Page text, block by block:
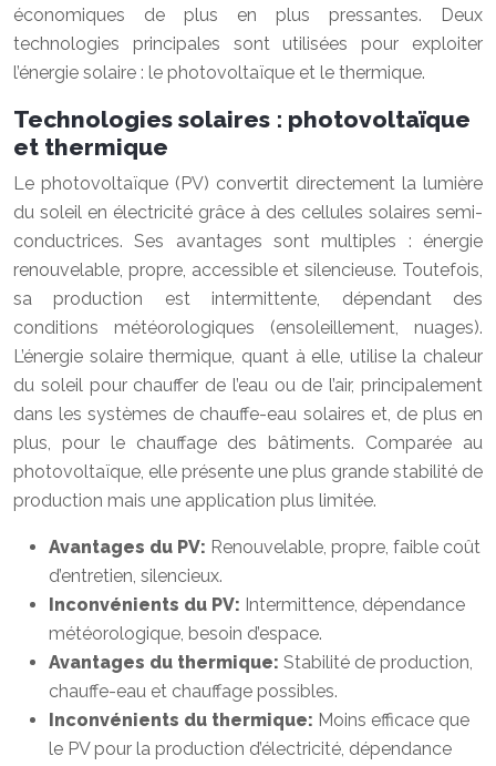
économiques de plus en plus pressantes. Deux
technologies principales sont utilisées pour exploiter
l’énergie solaire : le photovoltaïque et le thermique.
Technologies solaires : photovoltaïque
et thermique
Le photovoltaïque (PV) convertit directement la lumière
du soleil en électricité grâce à des cellules solaires semi-
conductrices. Ses avantages sont multiples : énergie
renouvelable, propre, accessible et silencieuse. Toutefois,
sa production est intermittente, dépendant des
conditions météorologiques (ensoleillement, nuages).
L’énergie solaire thermique, quant à elle, utilise la chaleur
du soleil pour chauffer de l’eau ou de l’air, principalement
dans les systèmes de chauffe-eau solaires et, de plus en
plus, pour le chauffage des bâtiments. Comparée au
photovoltaïque, elle présente une plus grande stabilité de
production mais une application plus limitée.
Avantages du PV: Renouvelable, propre, faible coût
d’entretien, silencieux.
Inconvénients du PV: Intermittence, dépendance
météorologique, besoin d’espace.
Avantages du thermique: Stabilité de production,
chauffe-eau et chauffage possibles.
Inconvénients du thermique: Moins efficace que
le PV pour la production d’électricité, dépendance